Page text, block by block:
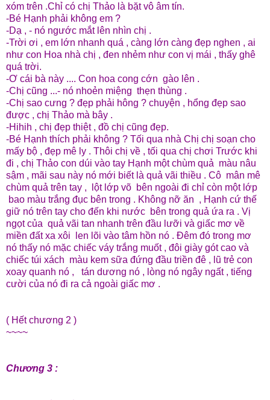
xóm trên .Chỉ có chị Thảo là bặt vô âm tín.
-Bé Hạnh phải không em ?
-Dạ , - nó ngước mắt lên nhìn chị .
-Trời ơi , em lớn nhanh quá , càng lớn càng đẹp nghen , ai
như con Hoa nhà chị , đen nhẻm như con vị mái , thấy ghê
quá trời.
-Ơ cái bà này .... Con hoa cong cớn gào lên .
-Chị cũng ...- nó nhoẻn miệng thẹn thùng .
-Chị sao cưng ? đẹp phải hông ? chuyện , hổng đẹp sao
được , chị Thảo mà bây .
-Hihih , chị đẹp thiệt , đồ chị cũng đẹp.
-Bé Hạnh thích phải không ? Tối qua nhà Chị chị soạn cho
mấy bộ , đẹp mê ly . Thôi chị về , tối qua chị chơi Trước khi
đi , chị Thảo con dúi vào tay Hạnh một chùm quả màu nâu
sậm , mãi sau này nó mới biết là quả vãi thiều . Cô mân mê
chùm quả trên tay , lột lớp võ bên ngoài đi chỉ còn một lớp
bao màu trắng đục bên trong . Không nỡ ăn , Hạnh cứ thế
giữ nó trên tay cho đến khi nước bên trong quả ứa ra . Vị
ngọt của quả vãi tan nhanh trên đầu lưỡi và giấc mơ về
miền đất xa xôi len lõi vào tâm hồn nó . Đêm đó trong mơ
nó thấy nó mặc chiếc váy trắng muốt , đôi giày gót cao và
chiếc túi xách màu kem sữa đứng đầu triền đê , lũ trẻ con
xoay quanh nó , tán dương nó , lòng nó ngây ngất , tiếng
cười của nó đi ra cả ngoài giấc mơ .
( Hết chương 2 )
~~~~
Chương 3 :